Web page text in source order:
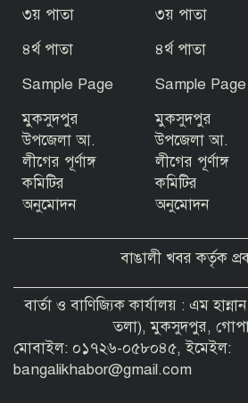
জুলাই গণঅভ্যুত্থান
জুলাই
বীরগঞ্জে
৩য় পাতা
৪র্থ পাতা
Sample Page
মুকসুদপুর
উপজেলা আ.
লীগের পূর্ণাঙ্গ
কমিটির
অনুমোদন
৩য় পাতা
৪র্থ পাতা
Sample Page
মুকসুদপুর
উপজেলা আ.
লীগের পূর্ণাঙ্গ
কমিটির
অনুমোদন
বাঙালী খবর কর্তৃক
বার্তা ও বাণিজ্যিক কার্যালয় : এম
তলা), মুকসুদপুর,
মোবাইল: ০১৭২৬-০৫৮০৪৫, ইমেইল:
bangalikhabor@gmail.com